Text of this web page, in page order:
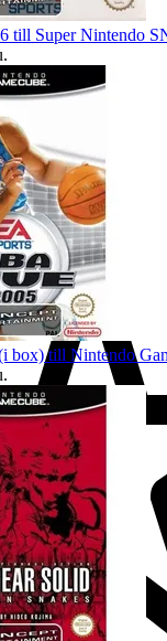
till Super Nintendo
.
till Nintendo
.